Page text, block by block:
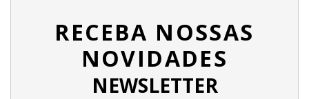
RECEBA NOSSAS
NOVIDADES
NEWSLETTER